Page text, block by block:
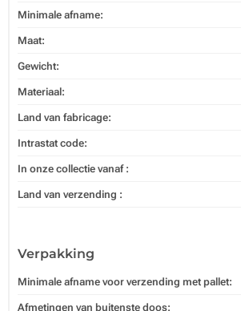
Minimale afname:
Maat:
Gewicht:
Materiaal:
Land van fabricage:
Intrastat code:
In onze collectie vanaf :
Land van verzending :
Verpakking
Minimale afname voor verzending met pallet:
Afmetingen van buitenste doos: